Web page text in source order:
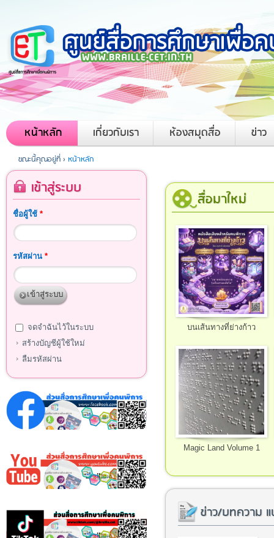
หน้าหลัก เกี่ยวกับเรา ห้องสมุดสื่อ ข่าว
ขณะนี้คุณอยู่ที่ › หน้าหลัก
สื่อมาใหม่
บนเส้นทางที่ย่างก้าว
Magic Land Volume 1
ข่าว/บทความ แ
เข้าสู่ระบบ
ชื่อผู้ใช้ *
รหัสผ่าน *
จดจำฉันไว้ในระบบ
สร้างบัญชีผู้ใช้ใหม่
ลืมรหัสผ่าน